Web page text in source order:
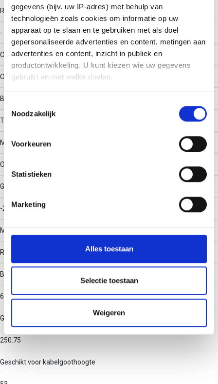
gegevens (bijv. uw IP-adres) met behulp van
technologieën zoals cookies om informatie op uw
apparaat op te slaan en te gebruiken met als doel
gepersonaliseerde advertenties en content, metingen aan
advertenties en content, inzicht in publiek en
productontwikkeling. U kunt kiezen wie uw gegevens
gebruikt en met welke doelen.
Informatie verzamelen over uw geografische locatie,
Uw apparaat identificeren door het actief te scannen
op specifieke eigenschappen (fingerprinting)
verwerkt en stel uw voorkeuren in het
detailgedeelte in.
personaliseren, om functies voor social media te bieden
en om ons websiteverkeer te analyseren. Ook delen we
partners voor social media, adverteren en analyse. Deze
partners kunnen deze gegevens combineren met andere
informatie die u aan ze heeft verstrekt of die ze hebben
verzameld op basis van uw gebruik van hun services.
Noodzakelijk
Voorkeuren
Statistieken
Marketing
Alles toestaan
Selectie toestaan
Weigeren
RAL-nummer
-
Oppervlaktebescherming
Overig
Bouwvorm
T-stuk horizontaal
Materiaalkwaliteit
Overig
Gebruikstemperatuur
-20 - 120
Materiaal
Roestvaststaal (RVS)
Binnenstraal
60
Geschikt voor kabelgootbreedte
250.75
Geschikt voor kabelgoothoogte